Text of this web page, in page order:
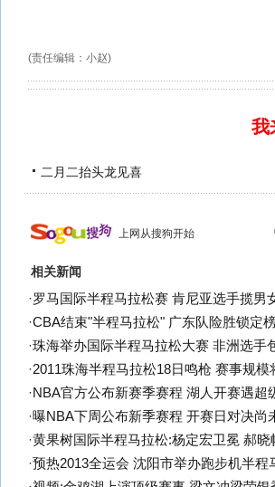
(责任编辑：小赵)
我
二月二抬头龙见喜
上网从搜狗开始
相关新闻
·罗马国际半程马拉松赛 肯尼亚选手揽男
·CBA结束"半程马拉松" 广东队险胜锁定
·珠海举办国际半程马拉松大赛 非洲选手
·2011珠海半程马拉松18日鸣枪 赛事规模
·NBA官方公布新赛季赛程 湖人开赛遇超
·曝NBA下周公布新季赛程 开赛日对决尚
·黄果树国际半程马拉松:杨定宏卫冕 郝晓
·预热2013全运会 沈阳市举办跑步机半程